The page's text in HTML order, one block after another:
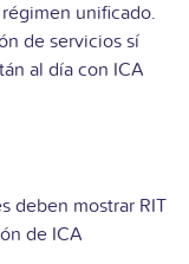
unificado.
de servicios sí
al día con ICA
deben mostrar RIT
de ICA